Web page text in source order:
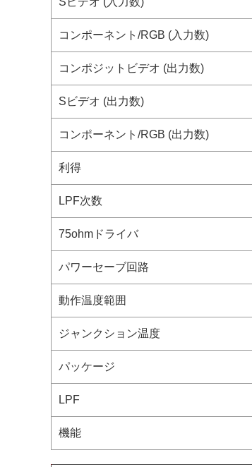
コンポーネント/RGB (入力数)
コンポジットビデオ (出力数)
Sビデオ (出力数)
コンポーネント/RGB (出力数)
利得
LPF次数
75ohmドライバ
パワーセーブ回路
動作温度範囲
ジャンクション温度
パッケージ
LPF
機能